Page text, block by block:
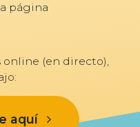
página
online (en directo),
aquí